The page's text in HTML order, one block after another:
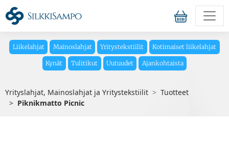
Liikelahjat Mainoslahjat Yritystekstiilit Kotimaiset liikelahjat
Kynät Tulitikut Uutuudet Ajankohtaista
Yrityslahjat, Mainoslahjat ja Yritystekstiilit
Tuotteet
Piknikmatto Picnic